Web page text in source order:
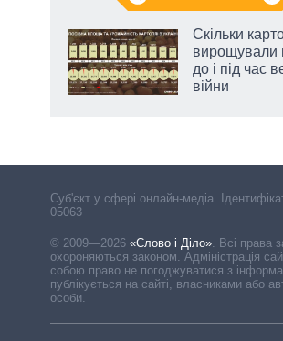
Скільки
вирощували
до і під час
війни
Cуб'єкт у сфері онлайн-медіа.
05063
© 2009—2026 «Слово і Діло». Всі права
охороняються законом. Адміністрація
собою право не погоджуватися з
публікується на сайті, власниками або
особи.